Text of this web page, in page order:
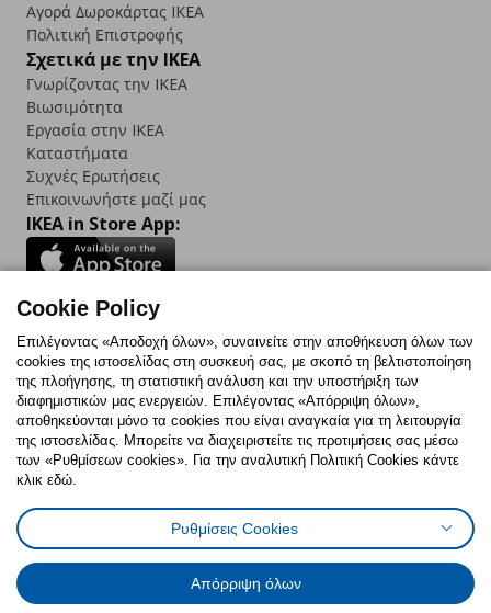
Αγορά Δωρoκάρτας IKEA
Πολιτική Επιστροφής
Σχετικά με την IKEA
Γνωρίζοντας την IKEA
Βιωσιμότητα
Εργασία στην IKEA
Καταστήματα
Συχνές Ερωτήσεις
Επικοινωνήστε μαζί μας
IKEA in Store App:
Follow us:
FacebookInstagram
TikTokYoutubePinterestTwitter
Πολιτική CookiesΔήλωση ψηφιακής προσβασιμότητας
Ρυθμίσεις cookiesΌροι Χρήσης
Γενική Πολιτική Προσωπικών Δεδομένων
Πολιτική Προσωπικών Δεδομένων για ΙΚΕΑ.gr
Κώδικας Καταναλωτικής Δεοντολογίας
Cookie Policy
Επιλέγοντας «Αποδοχή όλων», συναινείτε στην αποθήκευση όλων των
cookies της ιστοσελίδας στη συσκευή σας, με σκοπό τη βελτιστοποίηση
της πλοήγησης, τη στατιστική ανάλυση και την υποστήριξη των
διαφημιστικών μας ενεργειών. Επιλέγοντας «Απόρριψη όλων»,
αποθηκεύονται μόνο τα cookies που είναι αναγκαία για τη λειτουργία
της ιστοσελίδας. Μπορείτε να διαχειριστείτε τις προτιμήσεις σας μέσω
των «Ρυθμίσεων cookies». Για την αναλυτική Πολιτική Cookies κάντε
κλικ εδώ.
Ρυθμίσεις Cookies
Απόρριψη όλων